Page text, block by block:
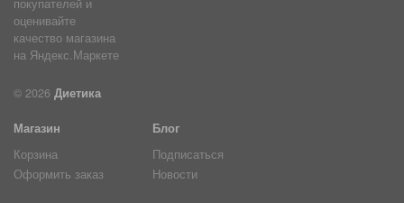
© 2026 Диетика
Магазин
Корзина
Оформить заказ
Блог
Подписаться
Новости